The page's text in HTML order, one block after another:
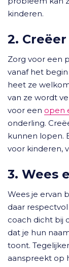
kinderen.
2.
Zorg voor een
vanaf het
heet ze
van ze wordt
voor een open
onderling.
kunnen lopen.
voor kinderen,
3. Wees
Wees je ervan
daar
coach dicht bij
dat je hun
toont.
aanspreekt op